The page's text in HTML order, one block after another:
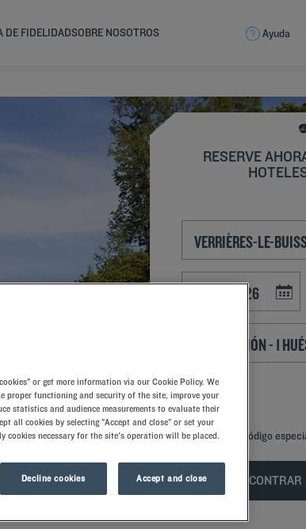
DE FIDELIDADSOBRE NOSOTROS Ayuda
RESERVE
Navigate forward to
Añadir un código
de los Hoteles Kyriad en Verrières le Buisson
or get more information via our Cookie Policy. We
proper functioning and security of the site, improve your
statistics and audience measurements to evaluate their
all cookies by selecting "Accept and close" or set your
cookies necessary for the site's operation will be placed.
Decline cookies Accept and close